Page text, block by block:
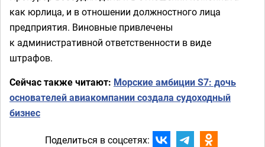
как юрлица, и в отношении должностного лица
предприятия. Виновные привлечены
к административной ответственности в виде
штрафов.
Сейчас также читают: Морские амбиции S7: дочь
основателей авиакомпании создала судоходный
бизнес
Поделиться в соцсетях: